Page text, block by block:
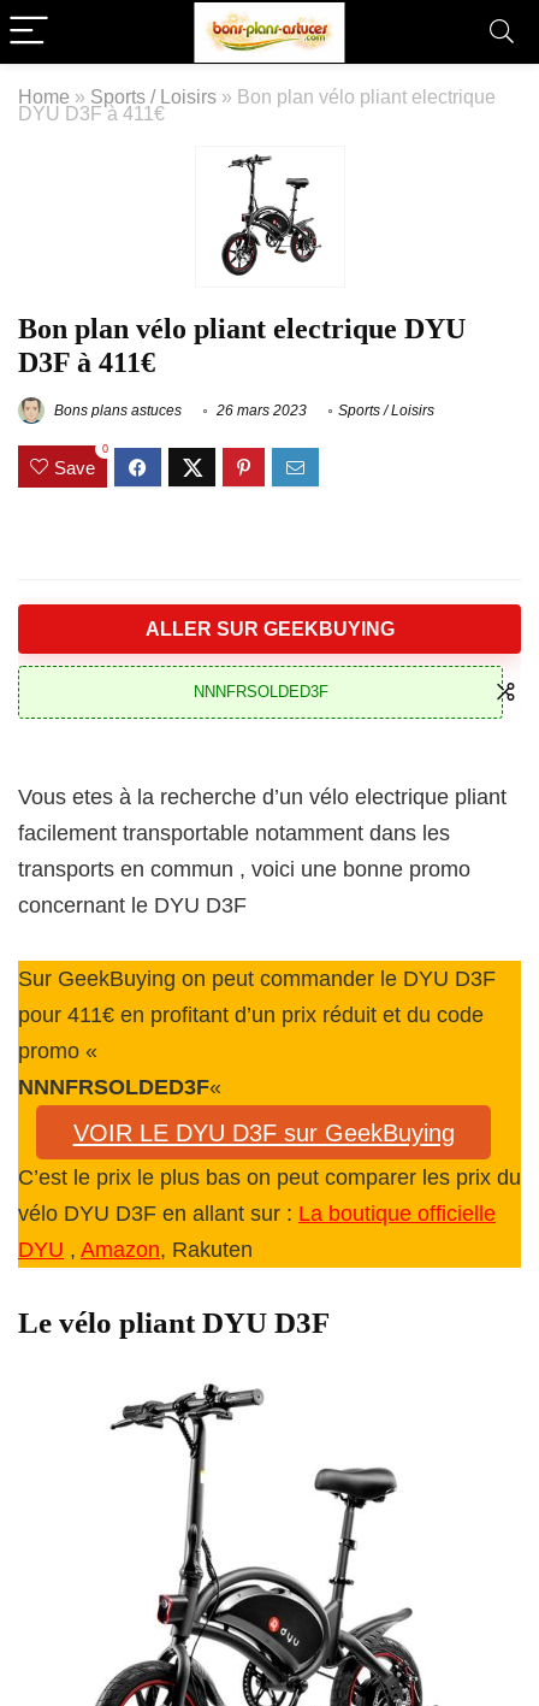
Home » Sports / Loisirs » Bon plan vélo pliant electrique
DYU D3F à 411€
Bon plan vélo pliant electrique DYU
D3F à 411€
Bons plans astuces 26 mars 2023 Sports / Loisirs
Save
0
ALLER SUR GEEKBUYING
NNNFRSOLDED3F
Vous etes à la recherche d’un vélo electrique pliant
facilement transportable notamment dans les
transports en commun , voici une bonne promo
concernant le DYU D3F
Sur GeekBuying on peut commander le DYU D3F
pour 411€ en profitant d’un prix réduit et du code
promo «
NNNFRSOLDED3F«
VOIR LE DYU D3F sur GeekBuying
C’est le prix le plus bas on peut comparer les prix du
vélo DYU D3F en allant sur : La boutique officielle
DYU , Amazon, Rakuten
Le vélo pliant DYU D3F